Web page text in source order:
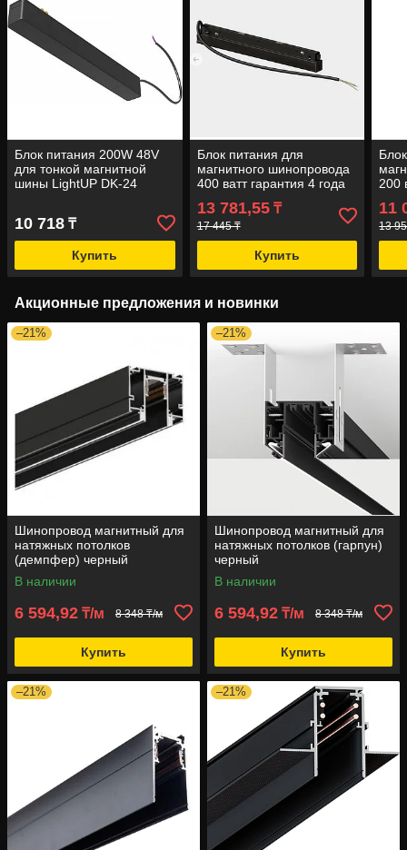
Блок питания 200W 48V
для тонкой магнитной
шины LightUP DK-24
10 718 ₸
Купить
Блок питания для
магнитного шинопровода
400 ватт гарантия 4 года
13 781,55₸
17 445 ₸
Купить
200
11
13
Акционные предложения и новинки
–21%
Шинопровод магнитный для
натяжных потолков
(демпфер) черный
В наличии
6 594,92 ₸/м 8 348 ₸/м
Купить
–21%
Шинопровод магнитный для
натяжных потолков (гарпун)
черный
В наличии
6 594,92 ₸/м 8 348 ₸/м
Купить
–21% –21%